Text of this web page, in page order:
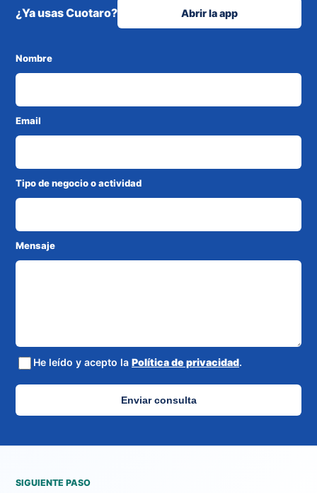
¿Ya usas Cuotaro? Abrir la app
Nombre
Email
Tipo de negocio o actividad
Mensaje
He leído y acepto la Política de privacidad.
Enviar consulta
SIGUIENTE PASO